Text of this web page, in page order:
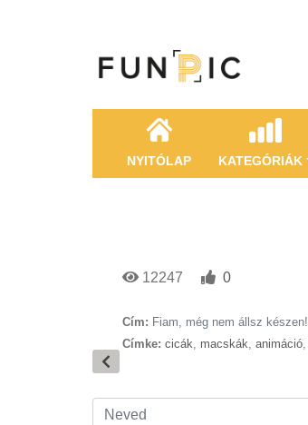
NYITÓLAP KATEGÓRIÁK
12247 0
Cím: Fiam, még nem állsz készen!
Címke: cicák, macskák, animáció,